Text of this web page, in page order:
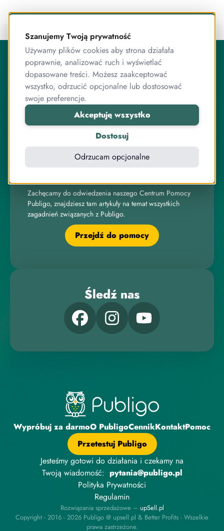
O Publigo
Publigo to rozwiązanie opracowane przez stabilny
zespół przyjaciół, którzy jednocześnie są ekspertami od
programowania.
Pracujemy razem od lat, zarówno przy systemie
sprzedaży kursów, jak i wielu innych projektach
związanych z internetem, IT, elektroniką czy sprzedażą
Pomoc
Zachęcamy do odwiedzenia naszego Centrum Pomocy
Publigo, znajdziesz tam artykuły na temat wszystkich
zagadnień związanych z Publigo.
Przejdź do pomocy
Śledź nas
Wypróbuj za darmoO PubligoCennikKontaktPomoc
Przetestuj Publigo
Jesteśmy gotowi do działania i czekamy na
Twoją wiadomość: pytania@publigo.pl
Polityka Prywatności
Regulamin
Rozwiązania sprzedażowe – upSell.pl
Copyright - 2016 - 2026 Publigo @ upsell.pl & Better Profits - Wszelkie
prawa zastrzeżone.
Szanujemy Twoją prywatność
Używamy plików cookies aby strona działała
poprawnie, analizować ruch i wyświetlać
dopasowane treści. Możesz zaakceptować
wszystko, odrzucić opcjonalne lub dostosować
swoje preferencje.
Akceptuję wszystko
Dostosuj
Odrzucam opcjonalne